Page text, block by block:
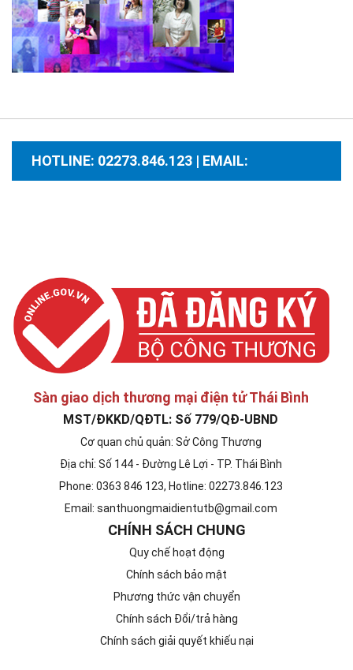
HOTLINE: 02273.846.123 | EMAIL:
Sàn giao dịch thương mại điện tử Thái Bình
MST/ĐKKD/QĐTL: Số 779/QĐ-UBND
Cơ quan chủ quản: Sở Công Thương
Địa chỉ: Số 144 - Đường Lê Lợi - TP. Thái Bình
Phone: 0363 846 123, Hotline: 02273.846.123
Email: santhuongmaidientutb@gmail.com
CHÍNH SÁCH CHUNG
Quy chế hoạt động
Chính sách bảo mật
Phương thức vận chuyển
Chính sách Đổi/trả hàng
Chính sách giải quyết khiếu nại